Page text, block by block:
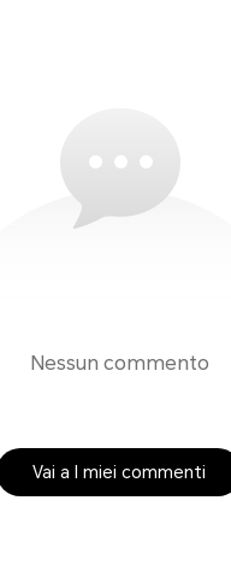
Nessun commento
Vai a I miei commenti